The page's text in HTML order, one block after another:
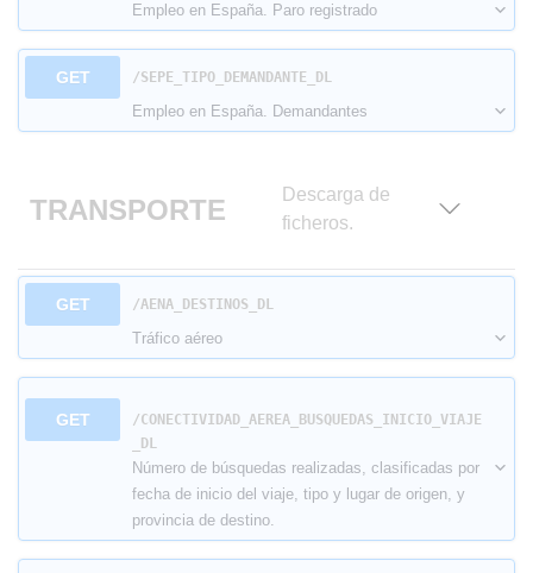
Empleo en España. Paro registrado
GET ​/SEPE_TIPO_DEMANDANTE_DL
Empleo en España. Demandantes
TRANSPORTE
Descarga de
ficheros.
GET ​/AENA_DESTINOS_DL
Tráfico aéreo
GET
/CONECTIVIDAD_AEREA_BUSQUEDAS_INICIO_VIAJE
_DL
Número de búsquedas realizadas, clasificadas por
fecha de inicio del viaje, tipo y lugar de origen, y
provincia de destino.